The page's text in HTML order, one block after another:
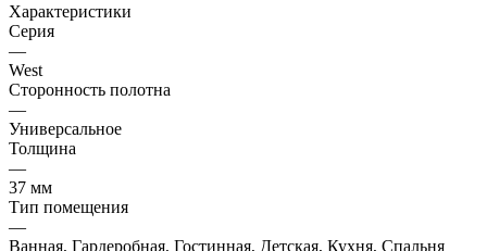
Характеристики
Серия
—
West
Сторонность полотна
—
Универсальное
Толщина
—
37 мм
Тип помещения
—
Ванная, Гардеробная, Гостинная, Детская, Кухня, Спальня